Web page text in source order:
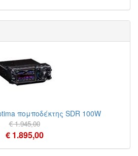
πομποδέκτης SDR 100W
€ 1.945,00
€ 1.895,00